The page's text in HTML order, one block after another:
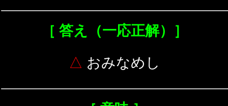
［ 答え（一応正解）］
△ おみなめし